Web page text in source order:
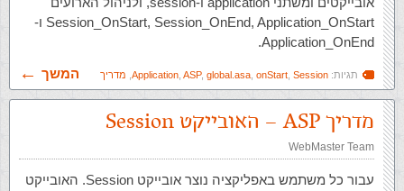
Session_OnStart, Session_OnEnd, Application_OnStart ו-
Application_OnEnd.
תגיות: Application ASP, global.asa onStart Session מדריך המשך
מדריך ASP – האובייקט Session
WebMaster Team
עבור כל משתמש באפליקציה נוצר אובייקט Session. האובייקט